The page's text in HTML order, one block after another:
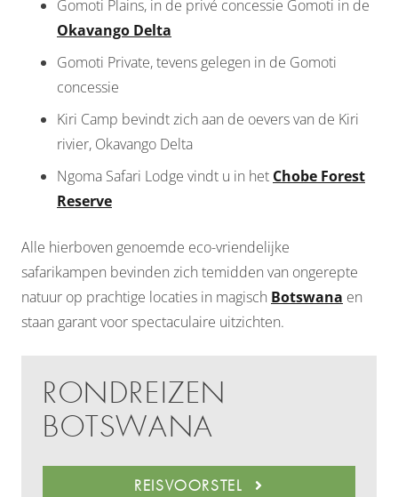
Gomoti Plains, in de privé concessie Gomoti in de
Okavango Delta
Gomoti Private, tevens gelegen in de Gomoti
concessie
Kiri Camp bevindt zich aan de oevers van de Kiri
rivier, Okavango Delta
Ngoma Safari Lodge vindt u in het Chobe Forest
Reserve
Alle hierboven genoemde eco-vriendelijke
safarikampen bevinden zich temidden van ongerepte
natuur op prachtige locaties in magisch Botswana en
staan garant voor spectaculaire uitzichten.
RONDREIZEN
BOTSWANA
REISVOORSTEL